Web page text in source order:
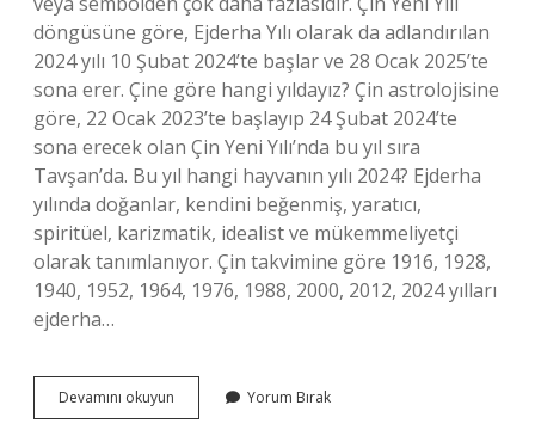
döngüsüne göre, Ejderha Yılı olarak da adlandırılan
2024 yılı 10 Şubat 2024’te başlar ve 28 Ocak 2025’te
sona erer. Çine göre hangi yıldayız? Çin astrolojisine
göre, 22 Ocak 2023’te başlayıp 24 Şubat 2024’te
sona erecek olan Çin Yeni Yılı’nda bu yıl sıra
Tavşan’da. Bu yıl hangi hayvanın yılı 2024? Ejderha
yılında doğanlar, kendini beğenmiş, yaratıcı,
spiritüel, karizmatik, idealist ve mükemmeliyetçi
olarak tanımlanıyor. Çin takvimine göre 1916, 1928,
1940, 1952, 1964, 1976, 1988, 2000, 2012, 2024 yılları
ejderha…
Devamını okuyun
Yılı
Yorum Bırak